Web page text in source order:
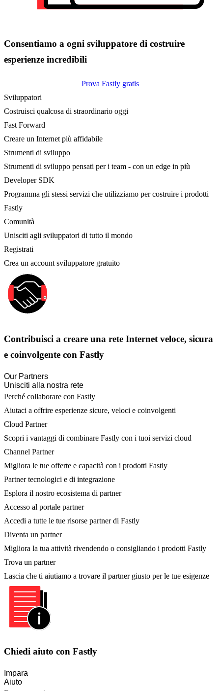
Consentiamo a ogni sviluppatore di costruire
esperienze incredibili
Prova Fastly gratis
Sviluppatori
Costruisci qualcosa di straordinario oggi
Fast Forward
Creare un Internet più affidabile
Strumenti di sviluppo
Strumenti di sviluppo pensati per i team - con un edge in più
Developer SDK
Programma gli stessi servizi che utilizziamo per costruire i prodotti
Fastly
Comunità
Unisciti agli sviluppatori di tutto il mondo
Registrati
Crea un account sviluppatore gratuito
Contribuisci a creare una rete Internet veloce, sicura
e coinvolgente con Fastly
Our Partners
Unisciti alla nostra rete
Perché collaborare con Fastly
Aiutaci a offrire esperienze sicure, veloci e coinvolgenti
Cloud Partner
Scopri i vantaggi di combinare Fastly con i tuoi servizi cloud
Channel Partner
Migliora le tue offerte e capacità con i prodotti Fastly
Partner tecnologici e di integrazione
Esplora il nostro ecosistema di partner
Accesso al portale partner
Accedi a tutte le tue risorse partner di Fastly
Diventa un partner
Migliora la tua attività rivendendo o consigliando i prodotti Fastly
Trova un partner
Lascia che ti aiutiamo a trovare il partner giusto per le tue esigenze
Chiedi aiuto con Fastly
Impara
Aiuto